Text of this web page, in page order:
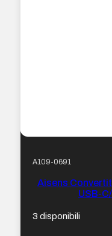
A109-0691
Aisens
USB-
3 disponibili